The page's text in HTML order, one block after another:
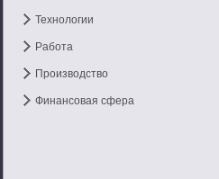
Технологии
Работа
Производство
Финансовая сфера